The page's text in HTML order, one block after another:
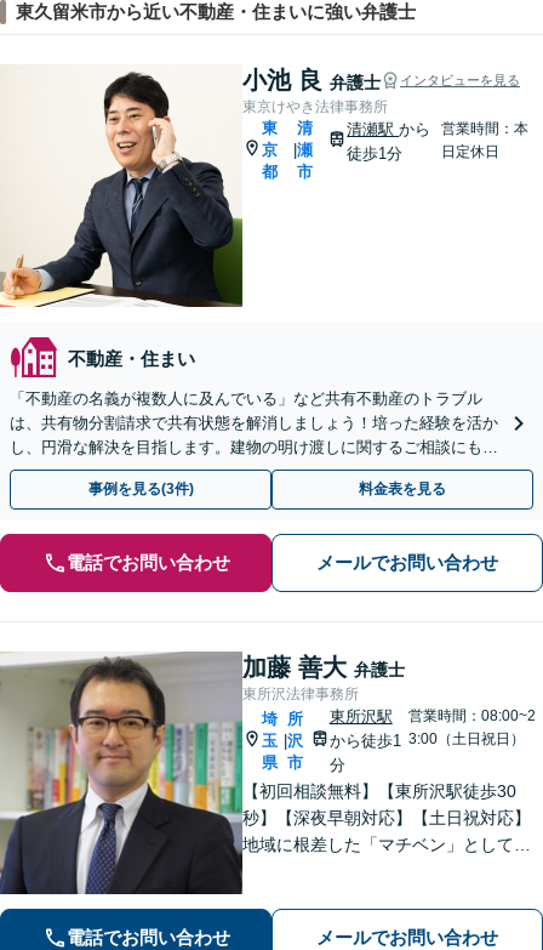
東久留米市から近い不動産・住まいに強い弁護士
小池 良 弁護士 インタビューを見る
東京けやき法律事務所
東
京
都
清
瀬
市
清瀬駅から
徒歩1分
営業時間：本
日定休日
不動産・住まい
「不動産の名義が複数人に及んでいる」など共有不動産のトラブル
は、共有物分割請求で共有状態を解消しましょう！培った経験を活か
し、円滑な解決を目指します。建物の明け渡しに関するご相談にも対
応しています【夜間相談可｜Web面談可】【清瀬駅1分】
事例を見る(3件) 料金表を見る
電話でお問い合わせ メールでお問い合わせ
加藤 善大 弁護士
東所沢法律事務所
埼
玉
県
|
所
沢
市
東所沢駅
から徒歩1
分
営業時間：08:00~2
3:00（土日祝日）
【初回相談無料】【東所沢駅徒歩30
秒】【深夜早朝対応】【土日祝対応】
地域に根差した「マチベン」として、
も承ります。リーズナブルな料金体系
電話でお問い合わせ メールでお問い合わせ